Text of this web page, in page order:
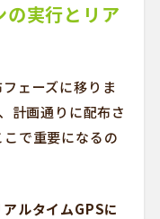
実行とリア
ェーズに移りま
計画通りに配布さ
で重要になるの
アルタイムGPSに